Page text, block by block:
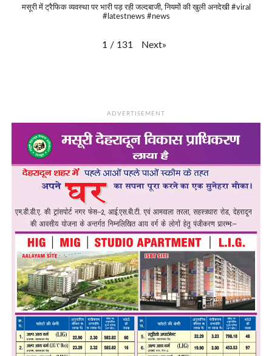
मसूरी में ट्रैफिक व्यवस्था पर भारी पड़ रही जल्दबाजी, नियमों की खुली अनदेखी #viral
#latestnews #news
1 / 131 Next»
ADVERTISEMENT